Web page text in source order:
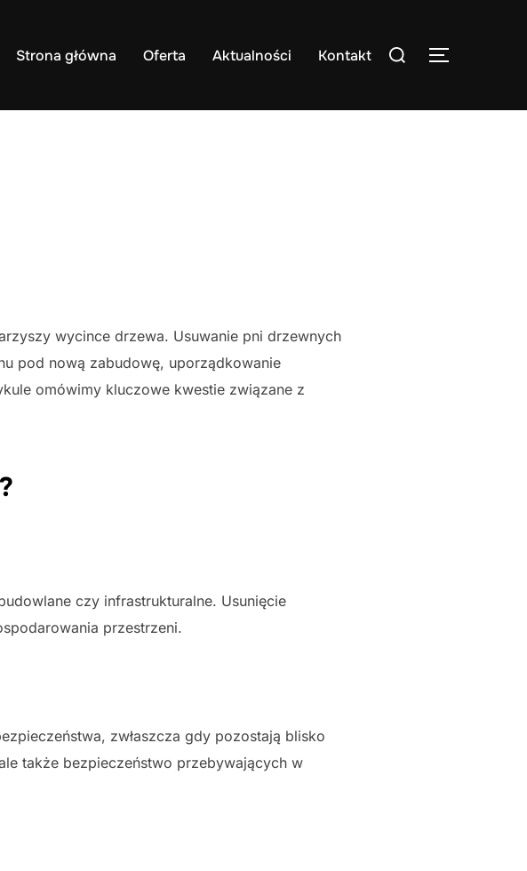
Strona główna Oferta Aktualności Kontakt
Search
TOGGLE
wycince drzewa. Usuwanie pni drzewnych
pod nową zabudowę, uporządkowanie
omówimy kluczowe kwestie związane z
czy infrastrukturalne. Usunięcie
przestrzeni.
zwłaszcza gdy pozostają blisko
także bezpieczeństwo przebywających w